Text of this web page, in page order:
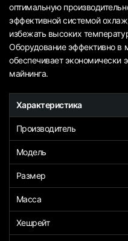
оптимальную
эффективной системой
избежать высоких
Оборудование эффективно в
обеспечивает экономически
майнинга.
Характеристика
Производитель
Модель
Размер
Масса
Хешрейт